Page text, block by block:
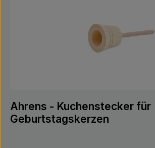
Ahrens - Kuchenstecker für
Geburtstagskerzen